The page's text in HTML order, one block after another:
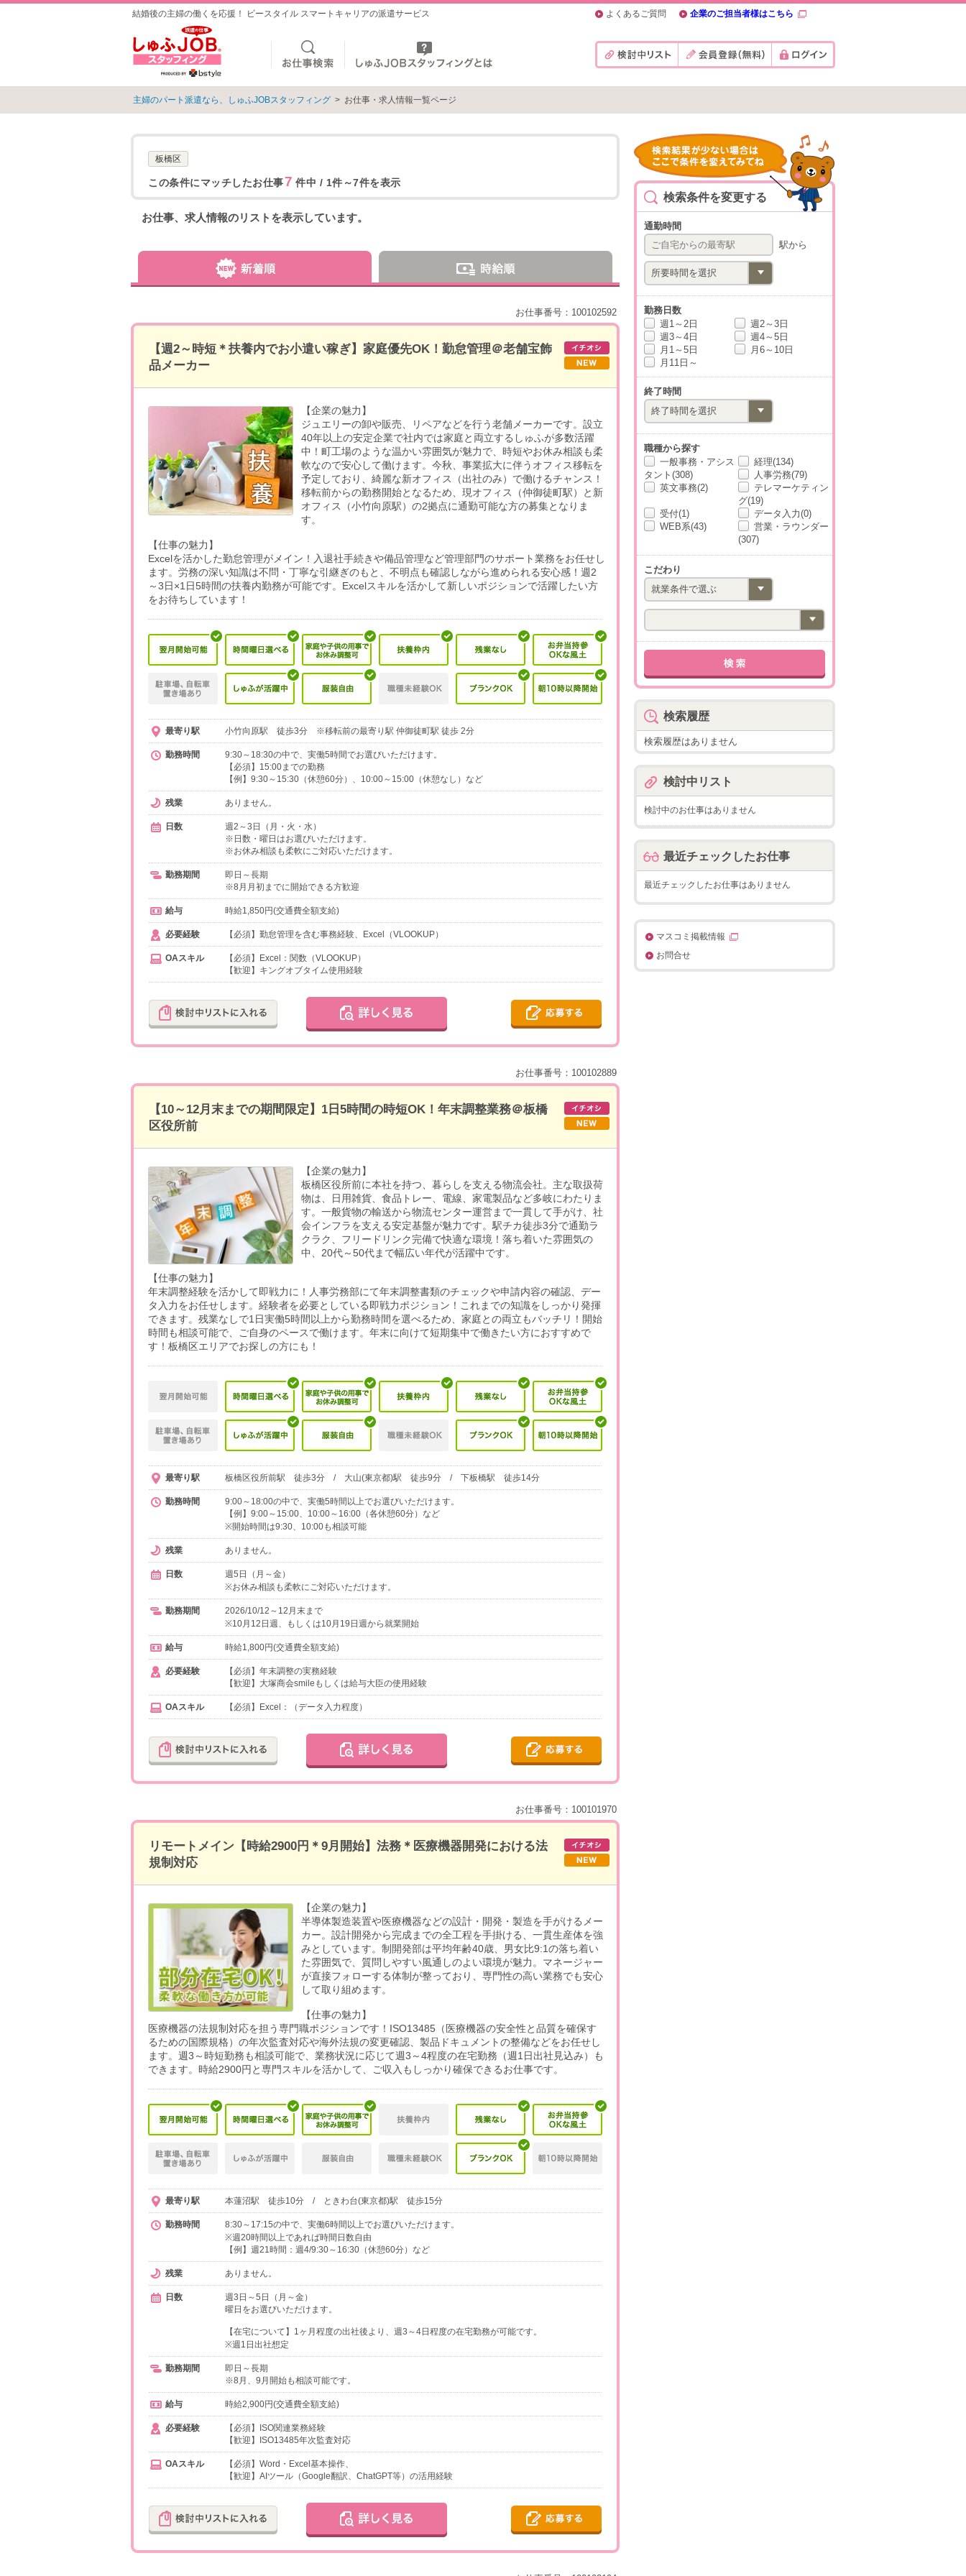
結婚後の主婦の働くを応援！ ビースタイル スマートキャリアの派遣サービス よくあるご質問 企業のご担当者様はこちら
主婦のパート派遣なら、しゅふJOBスタッフィング > お仕事・求人情報一覧ページ
板橋区
この条件にマッチしたお仕事7 件中 / 1件～7件を表示
お仕事、求人情報のリストを表示しています。
お仕事番号：100102592
【週2～時短＊扶養内でお小遣い稼ぎ】家庭優先OK！勤怠管理＠老舗宝飾
品メーカー
【企業の魅力】
ジュエリーの卸や販売、リペアなどを行う老舗メーカーです。設立
40年以上の安定企業で社内では家庭と両立するしゅふが多数活躍
中！町工場のような温かい雰囲気が魅力で、時短やお休み相談も柔
軟なので安心して働けます。今秋、事業拡大に伴うオフィス移転を
予定しており、綺麗な新オフィス（出社のみ）で働けるチャンス！
移転前からの勤務開始となるため、現オフィス（仲御徒町駅）と新
オフィス（小竹向原駅）の2拠点に通勤可能な方の募集となりま
す。
【仕事の魅力】
Excelを活かした勤怠管理がメイン！入退社手続きや備品管理など管理部門のサポート業務をお任せし
ます。労務の深い知識は不問・丁寧な引継ぎのもと、不明点も確認しながら進められる安心感！週2
～3日×1日5時間の扶養内勤務が可能です。Excelスキルを活かして新しいポジションで活躍したい方
をお待ちしています！
最寄り駅 小竹向原駅 徒歩3分 ※移転前の最寄り駅 仲御徒町駅 徒歩 2分
勤務時間
9:30～18:30の中で、実働5時間でお選びいただけます。
【必須】15:00までの勤務
【例】9:30～15:30（休憩60分）、10:00～15:00（休憩なし）など
残業 ありません。
日数
週2～3日（月・火・水）
※日数・曜日はお選びいただけます。
※お休み相談も柔軟にご対応いただけます。
勤務期間
即日～長期
※8月月初までに開始できる方歓迎
給与 時給1,850円(交通費全額支給)
必要経験 【必須】勤怠管理を含む事務経験、Excel（VLOOKUP）
OAスキル
【必須】Excel：関数（VLOOKUP）
【歓迎】キングオブタイム使用経験
お仕事番号：100102889
【10～12月末までの期間限定】1日5時間の時短OK！年末調整業務＠板橋
区役所前
【企業の魅力】
板橋区役所前に本社を持つ、暮らしを支える物流会社。主な取扱荷
物は、日用雑貨、食品トレー、電線、家電製品など多岐にわたりま
す。一般貨物の輸送から物流センター運営まで一貫して手がけ、社
会インフラを支える安定基盤が魅力です。駅チカ徒歩3分で通勤ラ
クラク、フリードリンク完備で快適な環境！落ち着いた雰囲気の
中、20代～50代まで幅広い年代が活躍中です。
【仕事の魅力】
年末調整経験を活かして即戦力に！人事労務部にて年末調整書類のチェックや申請内容の確認、デー
タ入力をお任せします。経験者を必要としている即戦力ポジション！これまでの知識をしっかり発揮
できます。残業なしで1日実働5時間以上から勤務時間を選べるため、家庭との両立もバッチリ！開始
時間も相談可能で、ご自身のペースで働けます。年末に向けて短期集中で働きたい方におすすめで
す！板橋区エリアでお探しの方にも！
最寄り駅 板橋区役所前駅 徒歩3分 / 大山(東京都)駅 徒歩9分 / 下板橋駅 徒歩14分
勤務時間
9:00～18:00の中で、実働5時間以上でお選びいただけます。
【例】9:00～15:00、10:00～16:00（各休憩60分）など
※開始時間は9:30、10:00も相談可能
残業 ありません。
日数
週5日（月～金）
※お休み相談も柔軟にご対応いただけます。
勤務期間
2026/10/12～12月末まで
※10月12日週、もしくは10月19日週から就業開始
給与 時給1,800円(交通費全額支給)
必要経験
【必須】年末調整の実務経験
【歓迎】大塚商会smileもしくは給与大臣の使用経験
OAスキル 【必須】Excel：（データ入力程度）
お仕事番号：100101970
リモートメイン【時給2900円＊9月開始】法務＊医療機器開発における法
規制対応
【企業の魅力】
半導体製造装置や医療機器などの設計・開発・製造を手がけるメー
カー。設計開発から完成までの全工程を手掛ける、一貫生産体を強
みとしています。制開発部は平均年齢40歳、男女比9:1の落ち着い
た雰囲気で、質問しやすい風通しのよい環境が魅力。マネージャー
が直接フォローする体制が整っており、専門性の高い業務でも安心
して取り組めます。
【仕事の魅力】
医療機器の法規制対応を担う専門職ポジションです！ISO13485（医療機器の安全性と品質を確保す
るための国際規格）の年次監査対応や海外法規の変更確認、製品ドキュメントの整備などをお任せし
ます。週3～時短勤務も相談可能で、業務状況に応じて週3～4程度の在宅勤務（週1日出社見込み）も
できます。時給2900円と専門スキルを活かして、ご収入もしっかり確保できるお仕事です。
最寄り駅 本蓮沼駅 徒歩10分 / ときわ台(東京都)駅 徒歩15分
勤務時間
8:30～17:15の中で、実働6時間以上でお選びいただけます。
※週20時間以上であれば時間日数自由
【例】週21時間：週4/9:30～16:30（休憩60分）など
残業 ありません。
日数
週3日～5日（月～金）
曜日をお選びいただけます。
【在宅について】1ヶ月程度の出社後より、週3～4日程度の在宅勤務が可能です。
※週1日出社想定
勤務期間
即日～長期
※8月、9月開始も相談可能です。
給与 時給2,900円(交通費全額支給)
必要経験
【必須】ISO関連業務経験
【歓迎】ISO13485年次監査対応
OAスキル
【必須】Word・Excel基本操作、
【歓迎】AIツール（Google翻訳、ChatGPT等）の活用経験
検索条件を変更する
通勤時間
駅から
勤務日数
週1～2日
週2～3日
週3～4日
週4～5日
月1～5日
月6～10日
月11日～
終了時間
職種から探す
一般事務・アシス
タント(308)
経理(134)
人事労務(79)
英文事務(2)
テレマーケティン
グ(19)
受付(1)
データ入力(0)
WEB系(43)
営業・ラウンダー
(307)
こだわり
検索履歴
検索履歴はありません
検討中リスト
検討中のお仕事はありません
最近チェックしたお仕事
最近チェックしたお仕事はありません
マスコミ掲載情報
お問合せ